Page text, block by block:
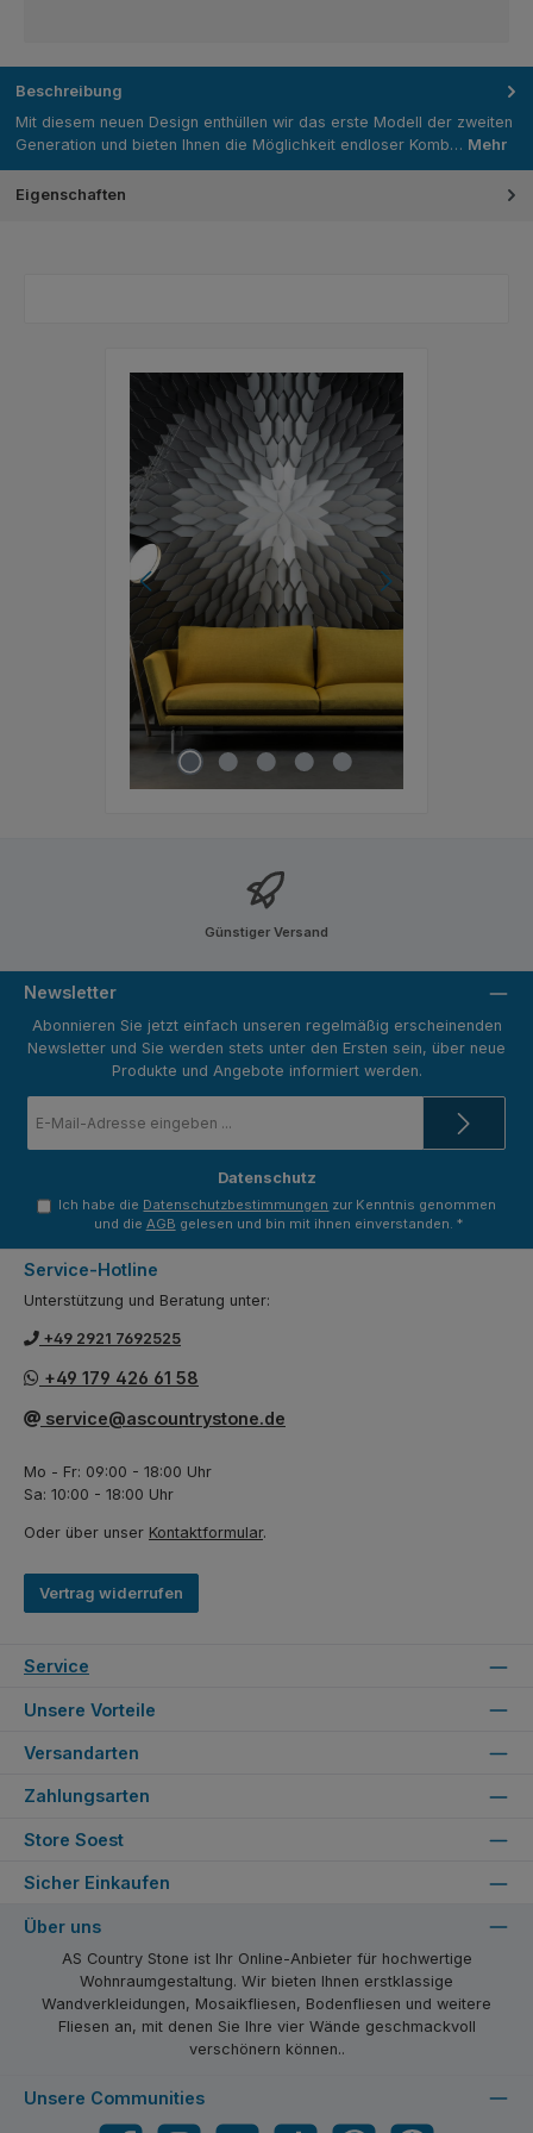
Beschreibung
Mit diesem neuen Design enthüllen wir das erste Modell der zweiten
Generation und bieten Ihnen die Möglichkeit endloser Komb… Mehr
Eigenschaften
Bildergalerie überspringen
Günstiger Versand
Newsletter
Abonnieren Sie jetzt einfach unseren regelmäßig erscheinenden
Newsletter und Sie werden stets unter den Ersten sein, über neue
Produkte und Angebote informiert werden.
Mail-
Datenschutz
Ich habe die Datenschutzbestimmungen zur Kenntnis genommen
und die AGB gelesen und bin mit ihnen einverstanden. *
Service-Hotline
Unterstützung und Beratung unter:
+49 2921 7692525
+49 179 426 61 58
service@ascountrystone.de
Mo - Fr: 09:00 - 18:00 Uhr
Sa: 10:00 - 18:00 Uhr
Oder über unser Kontaktformular.
Vertrag widerrufen
Service
Unsere Vorteile
Versandarten
Zahlungsarten
Store Soest
Sicher Einkaufen
Über uns
AS Country Stone ist Ihr Online-Anbieter für hochwertige
Wohnraumgestaltung. Wir bieten Ihnen erstklassige
Wandverkleidungen, Mosaikfliesen, Bodenfliesen und weitere
Fliesen an, mit denen Sie Ihre vier Wände geschmackvoll
verschönern können..
Unsere Communities